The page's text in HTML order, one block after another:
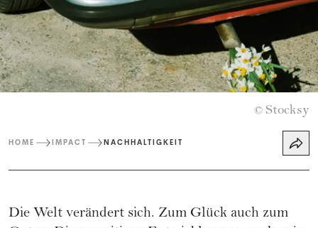
© Stocksy
HOME IMPACT NACHHALTIGKEIT
Die Welt verändert sich. Zum Glück auch zum